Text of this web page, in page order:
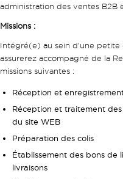
administration des ventes B2B
Missions :
Intégré(e) au sein d’une
assurerez accompagné de la
missions suivantes :
Réception et
Réception et traitement
du site WEB
Préparation des colis
Établissement des bons de
livraisons